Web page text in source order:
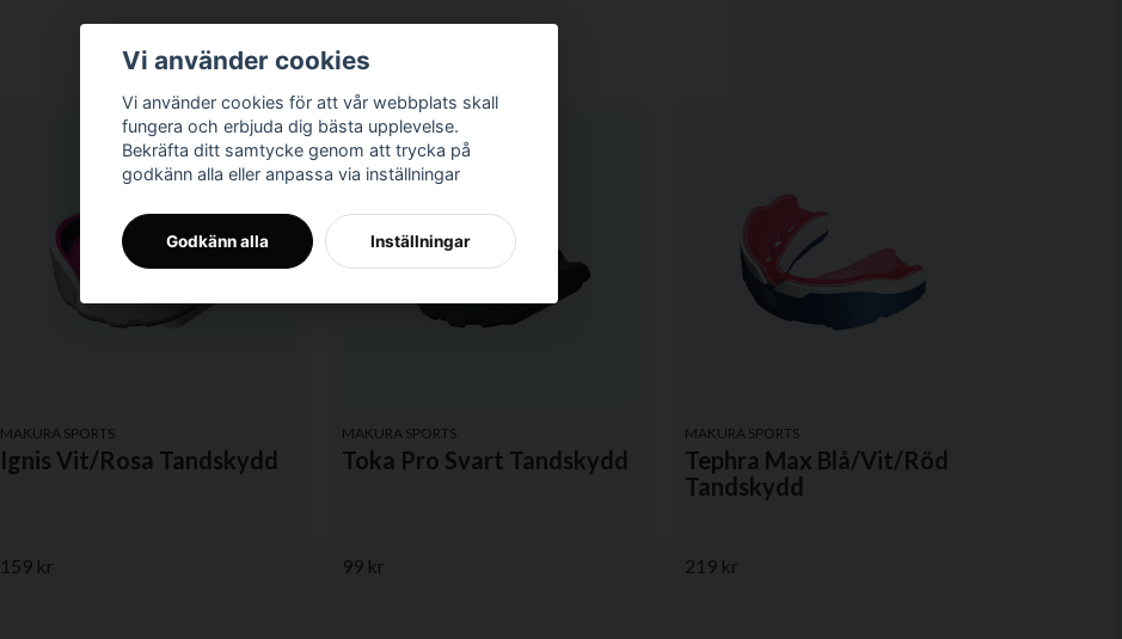
MAKURA SPORTS
Ignis Vit/Rosa Tandskydd
159 kr
MAKURA SPORTS
Toka Pro Svart Tandskydd
99 kr
MAKURA SPORTS
Tephra Max Blå/Vit/Röd
Tandskydd
219 kr
Vi använder cookies
Vi använder cookies för att vår webbplats skall
fungera och erbjuda dig bästa upplevelse.
Bekräfta ditt samtycke genom att trycka på
godkänn alla eller anpassa via inställningar
Godkänn alla Inställningar